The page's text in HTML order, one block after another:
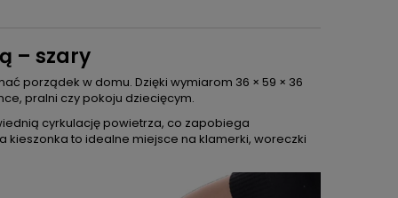
– szary
porządek w domu. Dzięki wymiarom 36 × 59 × 36
pralni czy pokoju dziecięcym.
cyrkulację powietrza, co zapobiega
to idealne miejsce na klamerki, woreczki